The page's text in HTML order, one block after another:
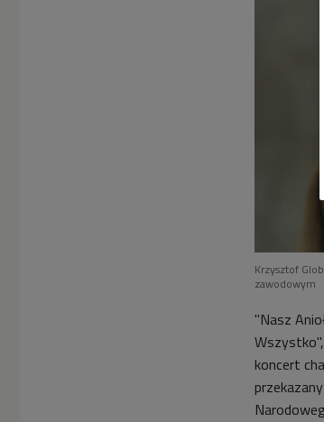
Krzysztof
zawodowym
"Nasz
koncert